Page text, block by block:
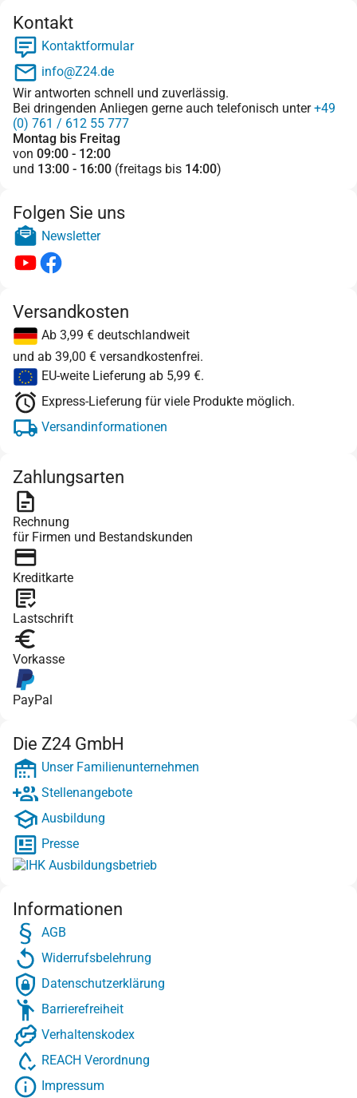
Kontakt
Kontaktformular
info@Z24.de
Wir antworten schnell und zuverlässig.
Bei dringenden Anliegen gerne auch telefonisch unter+49
(0) 761 / 612 55 777
Montag bis Freitag
von 09:00 - 12:00
und 13:00 - 16:00 (freitags bis 14:00)
Folgen Sie uns
Newsletter
Versandkosten
Ab 3,99 € deutschlandweit
und ab 39,00 € versandkostenfrei.
EU-weite Lieferung ab 5,99 €.
Express-Lieferung für viele Produkte möglich.
Versandinformationen
Zahlungsarten
Rechnung
für Firmen und Bestandskunden
Kreditkarte
Lastschrift
Vorkasse
PayPal
Die Z24 GmbH
Unser Familienunternehmen
Stellenangebote
Ausbildung
Presse
Informationen
AGB
Widerrufsbelehrung
Datenschutzerklärung
Barrierefreiheit
Verhaltenskodex
REACH Verordnung
Impressum